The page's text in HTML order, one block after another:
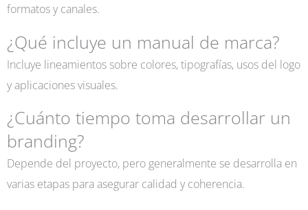
formatos y canales.
¿Qué incluye un manual de marca?
Incluye lineamientos sobre colores, tipografías, usos del logo
y aplicaciones visuales.
¿Cuánto tiempo toma desarrollar un
branding?
Depende del proyecto, pero generalmente se desarrolla en
varias etapas para asegurar calidad y coherencia.